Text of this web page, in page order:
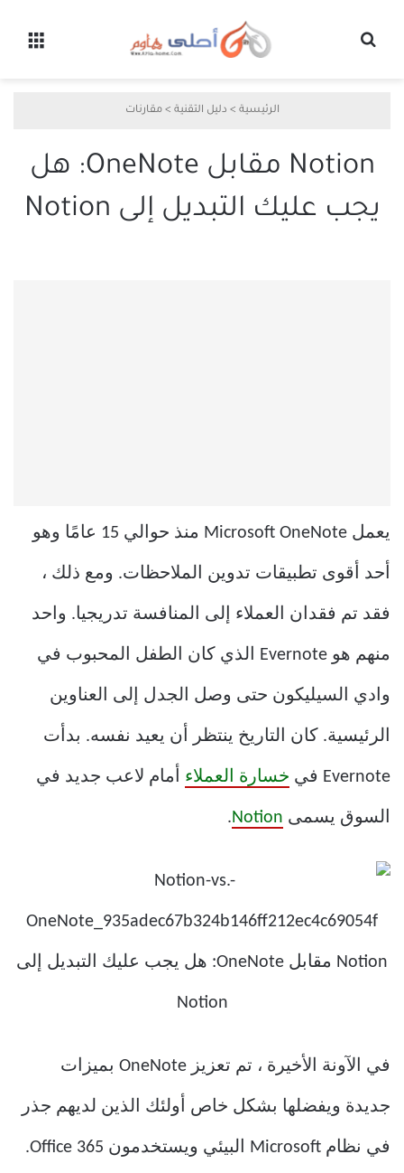
الرئيسية > دليل التقنية > مقارنات
Notion مقابل OneNote: هل
يجب عليك التبديل إلى Notion
يعمل Microsoft OneNote منذ حوالي 15 عامًا وهو
أحد أقوى تطبيقات تدوين الملاحظات. ومع ذلك ،
فقد تم فقدان العملاء إلى المنافسة تدريجيا. واحد
منهم هو Evernote الذي كان الطفل المحبوب في
وادي السيليكون حتى وصل الجدل إلى العناوين
الرئيسية. كان التاريخ ينتظر أن يعيد نفسه. بدأت
Evernote في خسارة العملاء أمام لاعب جديد في
السوق يسمى Notion
.
في الآونة الأخيرة ، تم تعزيز OneNote بميزات
جديدة ويفضلها بشكل خاص أولئك الذين لديهم جذر
في نظام Microsoft البيئي ويستخدمون Office 365.